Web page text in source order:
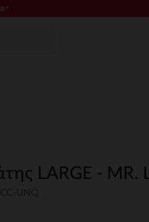
LARGE - MR.